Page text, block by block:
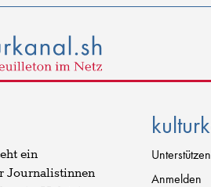
ein
Journalistinnen
Unterstützen
Anmelden